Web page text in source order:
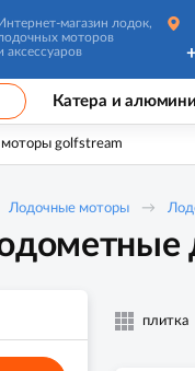
магазин лодок,
моторов
аксессуаров
Катера и
golfstream
Лодочные моторы
плитка